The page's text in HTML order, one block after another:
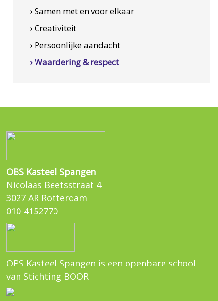
› Samen met en voor elkaar
› Creativiteit
› Persoonlijke aandacht
› Waardering & respect
OBS Kasteel Spangen
Nicolaas Beetsstraat 4
3027 AR Rotterdam
010-4152770
OBS Kasteel Spangen is een openbare school
van Stichting BOOR